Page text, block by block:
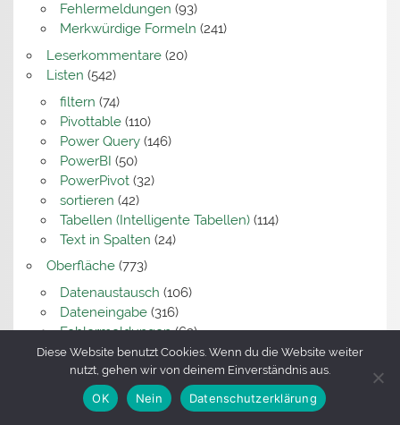
Fehlermeldungen (93)
Merkwürdige Formeln (241)
Leserkommentare(20)
Listen (542)
filtern (74)
Pivottable(110)
Power Query(146)
PowerBI (50)
PowerPivot(32)
sortieren (42)
Tabellen (Intelligente Tabellen)(114)
Text in Spalten (24)
Oberfläche(773)
Datenaustausch (106)
Dateneingabe(316)
Fehlermeldungen(63)
KI(14)
Kommentare(35)
Langsames Excel(10)
Merkwürdig übersetzt(49)
Diese Website benutzt Cookies. Wenn du die Website weiter
nutzt, gehen wir von deinem Einverständnis aus.
OK Nein Datenschutzerklärung